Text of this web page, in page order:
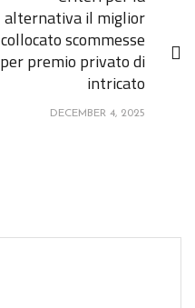
alternativa il miglior
collocato scommesse
per premio privato di
intricato
DECEMBER 4, 2025